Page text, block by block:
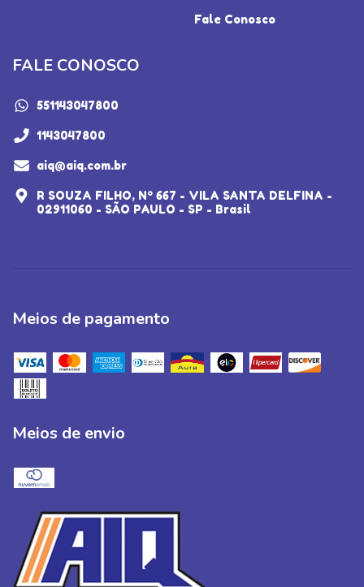
Fale Conosco
FALE CONOSCO
551143047800
1143047800
aiq@aiq.com.br
R SOUZA FILHO, Nº 667 - VILA SANTA DELFINA -
02911060 - SÃO PAULO - SP - Brasil
Meios de pagamento
Meios de envio